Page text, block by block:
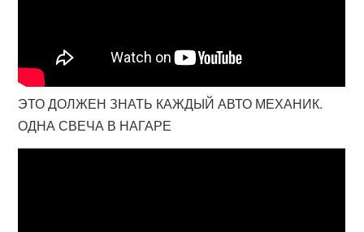
ЭТО ДОЛЖЕН ЗНАТЬ КАЖДЫЙ АВТО МЕХАНИК.
ОДНА СВЕЧА В НАГАРЕ